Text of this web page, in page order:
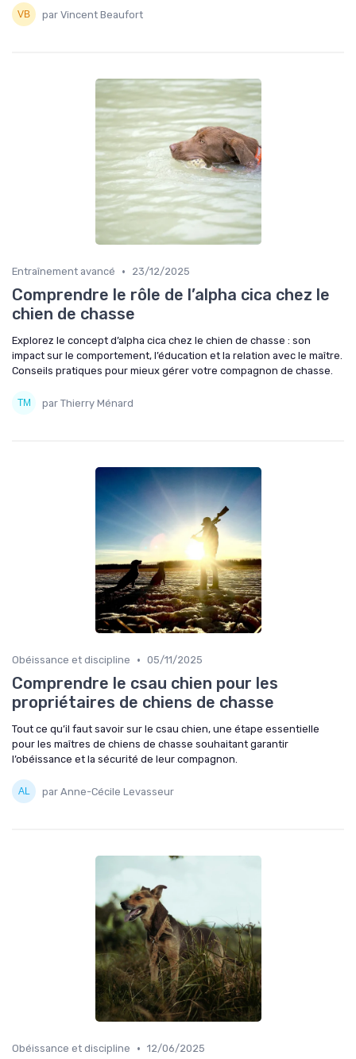
par Vincent Beaufort
Entraînement avancé • 23/12/2025
Comprendre le rôle de l’alpha cica chez le
chien de chasse
Explorez le concept d’alpha cica chez le chien de chasse : son
impact sur le comportement, l’éducation et la relation avec le maître.
Conseils pratiques pour mieux gérer votre compagnon de chasse.
par Thierry Ménard
Obéissance et discipline • 05/11/2025
Comprendre le csau chien pour les
propriétaires de chiens de chasse
Tout ce qu’il faut savoir sur le csau chien, une étape essentielle
pour les maîtres de chiens de chasse souhaitant garantir
l’obéissance et la sécurité de leur compagnon.
par Anne-Cécile Levasseur
Obéissance et discipline • 12/06/2025